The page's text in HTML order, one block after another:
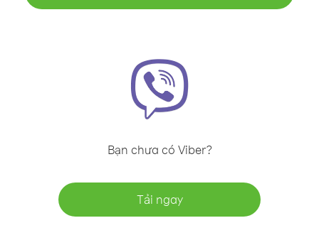
Bạn chưa có Viber?
Tải ngay